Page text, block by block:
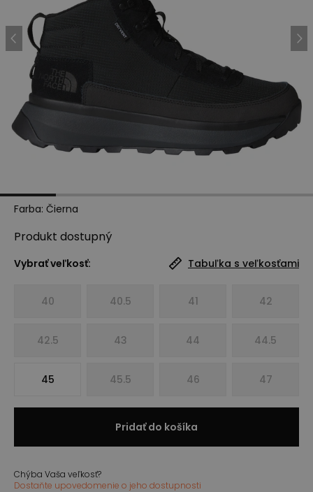
Farba: Čierna
Produkt dostupný
Vybrať veľkosť: Tabuľka s veľkosťami
40 40.5 41 42
42.5 43 44 44.5
45 45.5 46 47
Pridať do košíka
Chýba Vaša veľkosť?
Dostaňte upovedomenie o jeho dostupnosti